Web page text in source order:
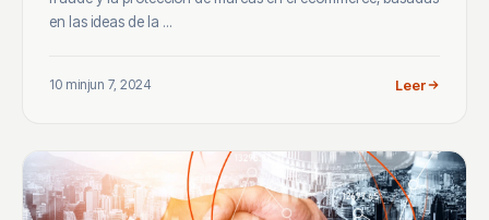
en las ideas de la ...
10 minjun 7, 2024 Leer